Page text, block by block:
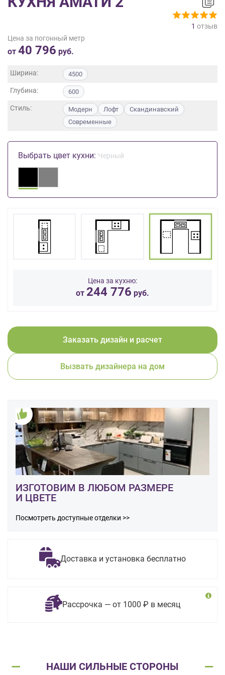
1 отзыв
Цена за погонный метр
от 40 796 руб.
Ширина: 4500
Глубина: 600
Стиль: Модерн Лофт
Скандинавский
Современные
Выбрать цвет кухни: Черный
Цена за кухню:
от 244 776 руб.
Заказать дизайн и расчет
Вызвать дизайнера на дом
ИЗГОТОВИМ В ЛЮБОМ РАЗМЕРЕ
И ЦВЕТЕ
Посмотреть доступные отделки >>
Доставка и установка бесплатно
Рассрочка — от 1000 ₽ в месяц
НАШИ СИЛЬНЫЕ СТОРОНЫ
данных ,
Согласие
обработку
данных
порядке
условиях
Политики
персональных